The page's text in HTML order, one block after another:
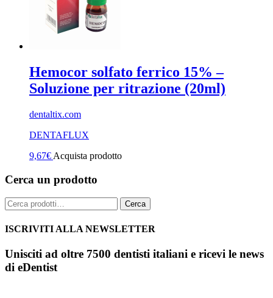
Hemocor solfato ferrico 15% –
Soluzione per ritrazione (20ml)
dentaltix.com
DENTAFLUX
9,67€ Acquista prodotto
Cerca un prodotto
Cerca: Cerca
ISCRIVITI ALLA NEWSLETTER
Unisciti ad oltre 7500 dentisti italiani e ricevi le news
di eDentist